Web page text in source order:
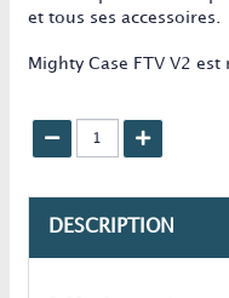
et tous ses accessoires.
Mighty Case FTV V2
DESCRIPTION